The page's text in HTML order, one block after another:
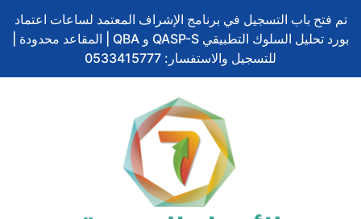
إلى
المحتوى
تم فتح باب التسجيل في برنامج الإشراف المعتمد لساعات اعتماد
بورد تحليل السلوك التطبيقي QASP-S و QBA | المقاعد محدودة |
للتسجيل والاستفسار: 0533415777
ح
ي
س
ي
ن
ك
و
ي
ن
س
ت
ن